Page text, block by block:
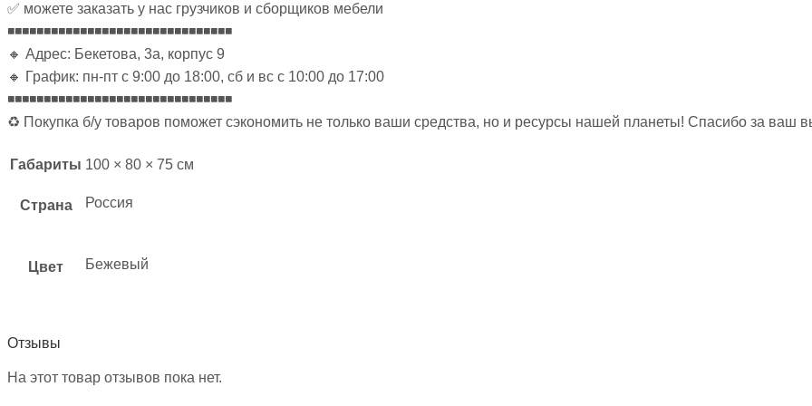
✅ можете заказать у нас грузчиков и сборщиков мебели
◾◾◾◾◾◾◾◾◾◾◾◾◾◾◾◾◾◾◾◾◾◾◾◾◾◾◾◾◾◾◾
🔸 Адрес: Бекетова, 3а, корпус 9
🔸 График: пн-пт с 9:00 до 18:00, сб и вс с 10:00 до 17:00
◾◾◾◾◾◾◾◾◾◾◾◾◾◾◾◾◾◾◾◾◾◾◾◾◾◾◾◾◾◾◾
♻ Покупка б/у товаров поможет сэкономить не только ваши средства, но и ресурсы нашей планеты! Спасибо за ваш
Габариты 100 × 80 × 75 см
Страна Россия
Цвет Бежевый
Отзывы
На этот товар отзывов пока нет.